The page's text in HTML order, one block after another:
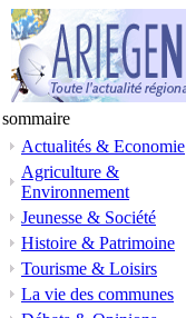
sommaire
Actualités & Economie
Agriculture &
Environnement
Jeunesse & Société
Histoire & Patrimoine
Tourisme & Loisirs
La vie des communes